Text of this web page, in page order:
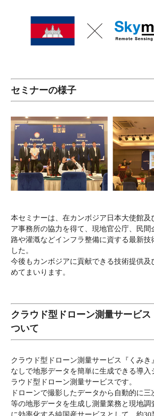
セミナーの様子
本セミナーは、在カンボジア日本大使館及
ア事務所の協力を得て、現地官公庁、民間
路や灌漑などインフラ整備に資する最新技
した。
今後もカンボジアに貢献できる技術提供及
めてまいります。
クラウド型ドローン測量サービス
ついて
クラウド型ドローン測量サービス『くみき
なしで地形データを簡単に生成できる導入
ラウド型ドローン測量サービスです。
ドローンで撮影したデータから自動的に三
等の地形データを生成し測量業務と現地調